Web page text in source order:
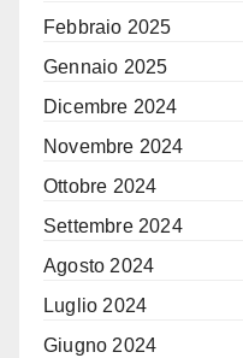
Febbraio 2025
Gennaio 2025
Dicembre 2024
Novembre 2024
Ottobre 2024
Settembre 2024
Agosto 2024
Luglio 2024
Giugno 2024